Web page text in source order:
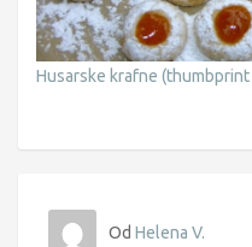
Husarske krafne (thumbprint
Od Helena V.